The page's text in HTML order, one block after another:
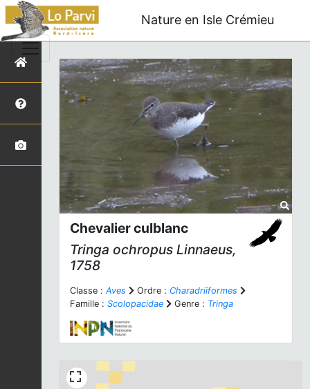
Nature en Isle Crémieu
Chevalier culblanc
Tringa ochropus Linnaeus,
1758
Classe : Aves Ordre : Charadriiformes
Famille : Scolopacidae Genre : Tringa